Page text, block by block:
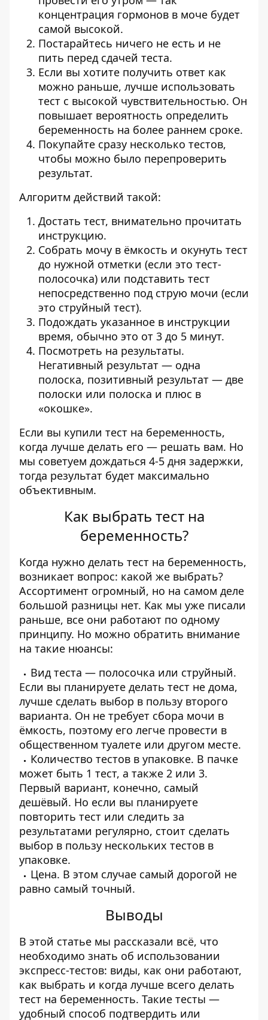
концентрация гормонов в моче будет
самой высокой.
Постарайтесь ничего не есть и не
пить перед сдачей теста.
Если вы хотите получить ответ как
можно раньше, лучше использовать
тест с высокой чувствительностью. Он
повышает вероятность определить
беременность на более раннем сроке.
Покупайте сразу несколько тестов,
чтобы можно было перепроверить
результат.
Алгоритм действий такой:
Достать тест, внимательно прочитать
инструкцию.
Собрать мочу в ёмкость и окунуть тест
до нужной отметки (если это тест-
полосочка) или подставить тест
непосредственно под струю мочи (если
это струйный тест).
Подождать указанное в инструкции
время, обычно это от 3 до 5 минут.
Посмотреть на результаты.
Негативный результат — одна
полоска, позитивный результат — две
полоски или полоска и плюс в
«окошке».
Если вы купили тест на беременность,
когда лучше делать его — решать вам. Но
мы советуем дождаться 4-5 дня задержки,
тогда результат будет максимально
объективным.
Как выбрать тест на
беременность?
Когда нужно делать тест на беременность,
возникает вопрос: какой же выбрать?
Ассортимент огромный, но на самом деле
большой разницы нет. Как мы уже писали
раньше, все они работают по одному
принципу. Но можно обратить внимание
на такие нюансы:
Вид теста — полосочка или струйный.
Если вы планируете делать тест не дома,
лучше сделать выбор в пользу второго
варианта. Он не требует сбора мочи в
ёмкость, поэтому его легче провести в
общественном туалете или другом месте.
Количество тестов в упаковке. В пачке
может быть 1 тест, а также 2 или 3.
Первый вариант, конечно, самый
дешёвый. Но если вы планируете
повторить тест или следить за
результатами регулярно, стоит сделать
выбор в пользу нескольких тестов в
упаковке.
Цена. В этом случае самый дорогой не
равно самый точный.
Выводы
В этой статье мы рассказали всё, что
необходимо знать об использовании
экспресс-тестов: виды, как они работают,
как выбрать и когда лучше всего делать
тест на беременность. Такие тесты —
удобный способ подтвердить или